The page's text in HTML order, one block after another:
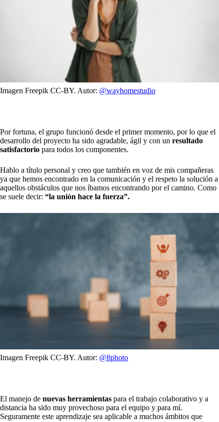
Imagen Freepik CC-BY. Autor: @wayhomestudio
Por fortuna, el grupo funcionó desde el primer momento, por lo que el
desarrollo del proyecto ha sido agradable, ágil y con un resultado
satisfactorio para todos los componentes.
Hablo a título personal y creo que también en voz de mis compañeras
ya que hemos encontrado en la comunicación y el respeto la solución a
aquellos obstáculos que nos íbamos encontrando por el camino. Como
se suele decir: “la unión hace la fuerza”.
Imagen Freepik CC-BY. Autor: @8photo
El manejo de nuevas herramientas para el trabajo colaborativo y a
distancia ha sido muy provechoso para el equipo y para mí.
Seguramente este aprendizaje sea aplicable a muchos ámbitos que